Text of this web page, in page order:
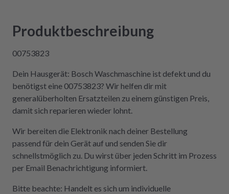
Der Aus- und Einbau der Platine war dank der
Produktbeschreibung
00753823
Dein Hausgerät: Bosch Waschmaschine ist defekt und du
benötigst eine 00753823? Wir helfen dir mit
generalüberholten Ersatzteilen zu einem günstigen Preis,
damit sich reparieren wieder lohnt.
Wir bereiten die Elektronik nach deiner Bestellung
passend für dein Gerät auf und senden Sie dir
schnellstmöglich zu. Du wirst über jeden Schritt im Prozess
per Email Benachrichtigung informiert.
Bitte beachte: Handelt es sich um individuelle